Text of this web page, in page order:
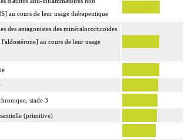
au cours de leur usage thérapeutique
des antagonistes des minéralocorticoïdes
l'aldostérone] au cours de leur usage
stade 3
(primitive)